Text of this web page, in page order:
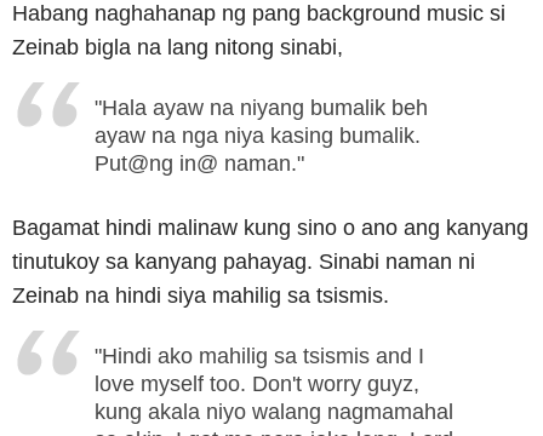
Habang naghahanap ng pang background music si
Zeinab bigla na lang nitong sinabi,
"Hala ayaw na niyang bumalik beh
ayaw na nga niya kasing bumalik.
Put@ng in@ naman."
Bagamat hindi malinaw kung sino o ano ang kanyang
tinutukoy sa kanyang pahayag. Sinabi naman ni
Zeinab na hindi siya mahilig sa tsismis.
"Hindi ako mahilig sa tsismis and I
love myself too. Don't worry guyz,
kung akala niyo walang nagmamahal